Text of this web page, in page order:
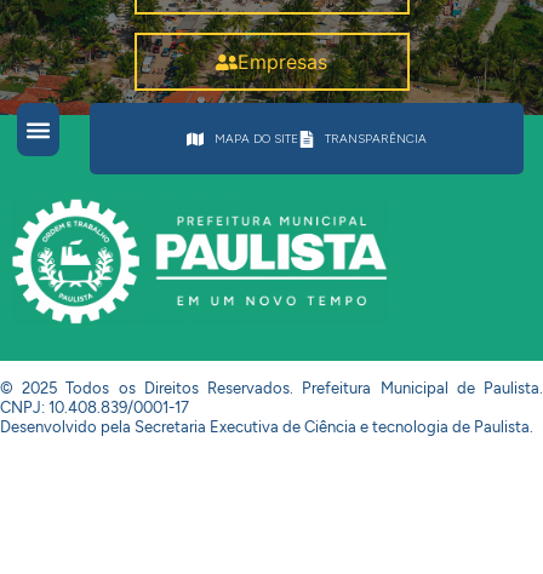
Empresas
MAPA DO SITE TRANSPARÊNCIA
© 2025 Todos os Direitos Reservados. Prefeitura Municipal de Paulista.
CNPJ: 10.408.839/0001-17
Desenvolvido pela Secretaria Executiva de Ciência e tecnologia de Paulista.